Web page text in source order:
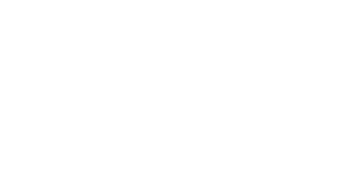
ロッカーのサー